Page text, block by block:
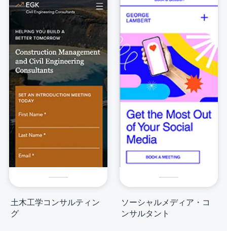
土木工学コンサルティン
グ
ソーシャルメディア・コ
ンサルタント